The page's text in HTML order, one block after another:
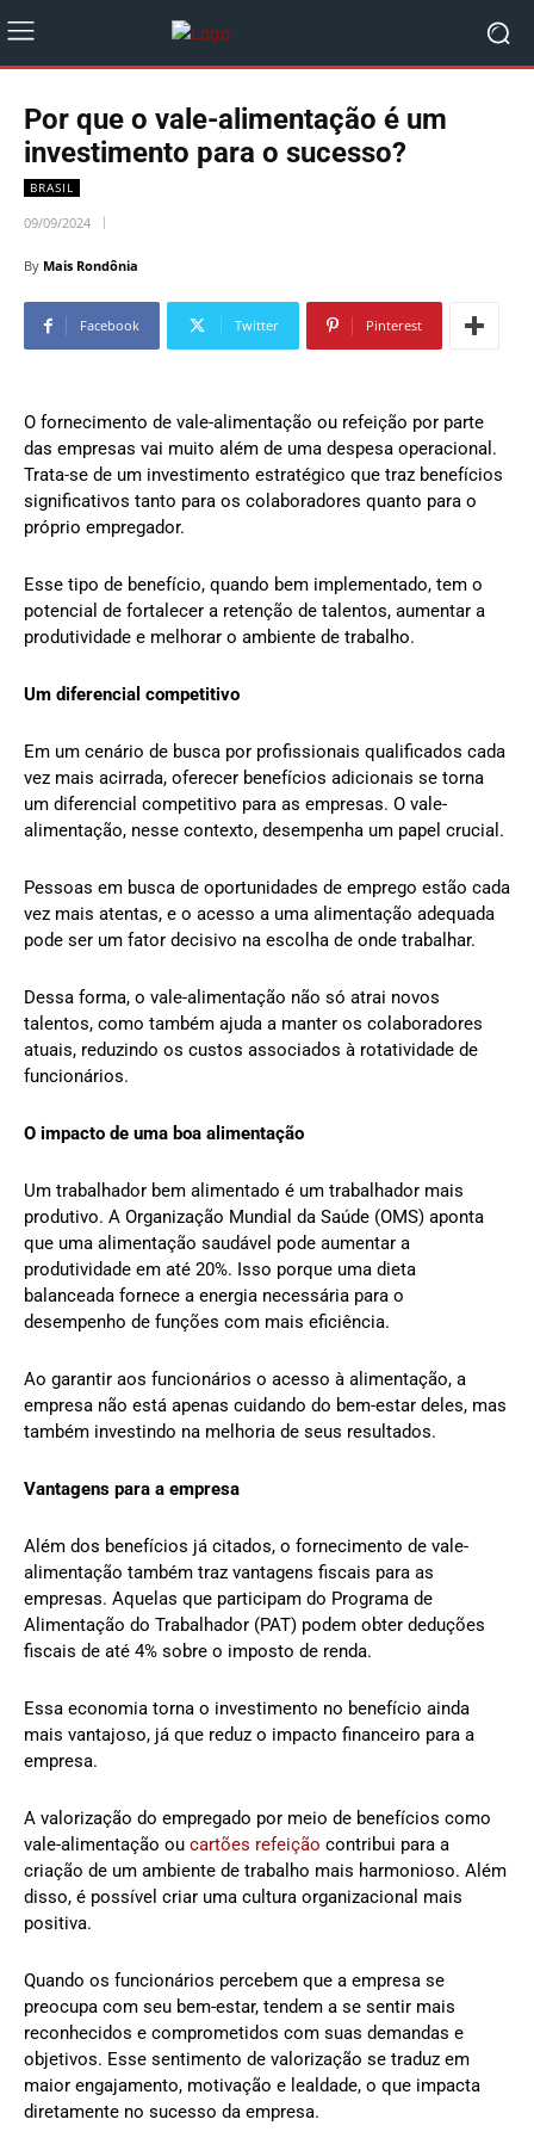
Por que o vale-alimentação é um
investimento para o sucesso?
BRASIL
09/09/2024
By Mais Rondônia
Facebook Twitter Pinterest
O fornecimento de vale-alimentação ou refeição por parte
das empresas vai muito além de uma despesa operacional.
Trata-se de um investimento estratégico que traz benefícios
significativos tanto para os colaboradores quanto para o
próprio empregador.
Esse tipo de benefício, quando bem implementado, tem o
potencial de fortalecer a retenção de talentos, aumentar a
produtividade e melhorar o ambiente de trabalho.
Um diferencial competitivo
Em um cenário de busca por profissionais qualificados cada
vez mais acirrada, oferecer benefícios adicionais se torna
um diferencial competitivo para as empresas. O vale-
alimentação, nesse contexto, desempenha um papel crucial.
Pessoas em busca de oportunidades de emprego estão cada
vez mais atentas, e o acesso a uma alimentação adequada
pode ser um fator decisivo na escolha de onde trabalhar.
Dessa forma, o vale-alimentação não só atrai novos
talentos, como também ajuda a manter os colaboradores
atuais, reduzindo os custos associados à rotatividade de
funcionários.
O impacto de uma boa alimentação
Um trabalhador bem alimentado é um trabalhador mais
produtivo. A Organização Mundial da Saúde (OMS) aponta
que uma alimentação saudável pode aumentar a
produtividade em até 20%. Isso porque uma dieta
balanceada fornece a energia necessária para o
desempenho de funções com mais eficiência.
Ao garantir aos funcionários o acesso à alimentação, a
empresa não está apenas cuidando do bem-estar deles, mas
também investindo na melhoria de seus resultados.
Vantagens para a empresa
Além dos benefícios já citados, o fornecimento de vale-
alimentação também traz vantagens fiscais para as
empresas. Aquelas que participam do Programa de
Alimentação do Trabalhador (PAT) podem obter deduções
fiscais de até 4% sobre o imposto de renda.
Essa economia torna o investimento no benefício ainda
mais vantajoso, já que reduz o impacto financeiro para a
empresa.
A valorização do empregado por meio de benefícios como
vale-alimentação ou cartões refeição contribui para a
criação de um ambiente de trabalho mais harmonioso. Além
disso, é possível criar uma cultura organizacional mais
positiva.
Quando os funcionários percebem que a empresa se
preocupa com seu bem-estar, tendem a se sentir mais
reconhecidos e comprometidos com suas demandas e
objetivos. Esse sentimento de valorização se traduz em
maior engajamento, motivação e lealdade, o que impacta
diretamente no sucesso da empresa.